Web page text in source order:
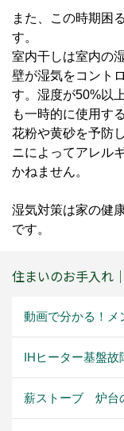
また、この時期困
す。
室内干しは室内の
壁が湿気をコント
す。湿度が50%以
も一時的に使用す
花粉や黄砂を予防
ニによってアレル
かねません。
湿気対策は家の健
です。
住まいのお手入れ
動画で分かる！メ
IHヒーター基盤故
薪ストーブ 炉台